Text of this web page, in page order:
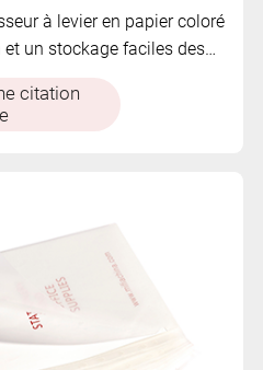
à levier en papier coloré
un stockage faciles des
citation